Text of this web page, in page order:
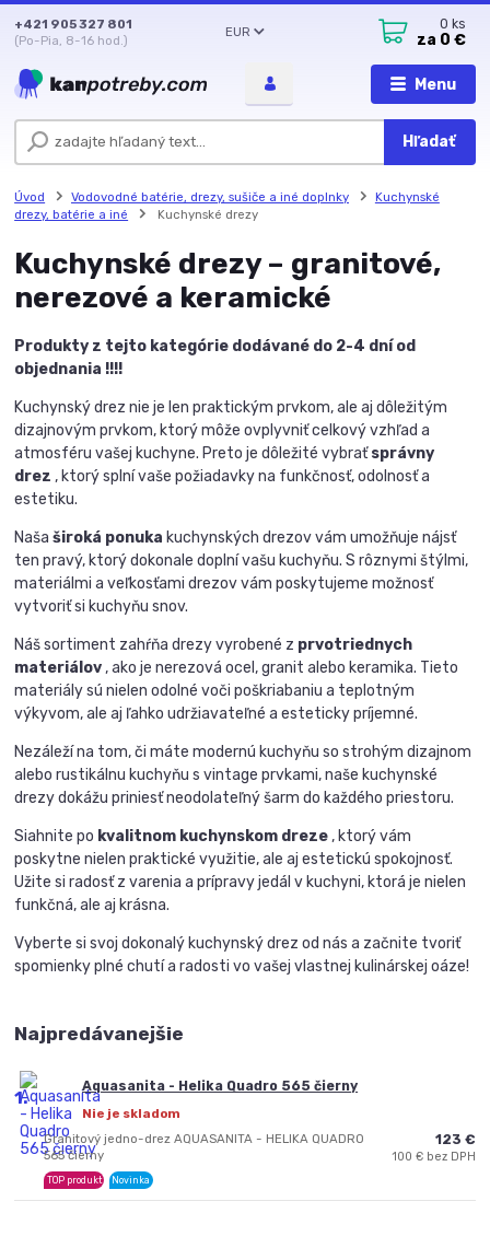
Menu
EUR
Hľadať
+421 905 327 801
(Po-Pia, 8-16 hod.)
0 ks
za 0 €
Úvod Vodovodné batérie, drezy, sušiče a iné doplnky
Kuchynské
drezy, batérie a iné
Kuchynské drezy
Kuchynské drezy – granitové,
nerezové a keramické
Produkty z tejto kategórie dodávané do 2-4 dní od
objednania !!!!
Kuchynský drez nie je len praktickým prvkom, ale aj dôležitým
dizajnovým prvkom, ktorý môže ovplyvniť celkový vzhľad a
atmosféru vašej kuchyne. Preto je dôležité vybraťsprávny
drez , ktorý splní vaše požiadavky na funkčnosť, odolnosť a
estetiku.
Našaširoká ponuka kuchynských drezov vám umožňuje nájsť
ten pravý, ktorý dokonale doplní vašu kuchyňu. S rôznymi štýlmi,
materiálmi a veľkosťami drezov vám poskytujeme možnosť
vytvoriť si kuchyňu snov.
Náš sortiment zahŕňa drezy vyrobené z prvotriednych
materiálov , ako je nerezová ocel, granit alebo keramika. Tieto
materiály sú nielen odolné voči poškriabaniu a teplotným
výkyvom, ale aj ľahko udržiavateľné a esteticky príjemné.
Nezáleží na tom, či máte modernú kuchyňu so strohým dizajnom
alebo rustikálnu kuchyňu s vintage prvkami, naše kuchynské
drezy dokážu priniesť neodolateľný šarm do každého priestoru.
Siahnite po kvalitnom kuchynskom dreze , ktorý vám
poskytne nielen praktické využitie, ale aj estetickú spokojnosť.
Užite si radosť z varenia a prípravy jedál v kuchyni, ktorá je nielen
funkčná, ale aj krásna.
Vyberte si svoj dokonalý kuchynský drez od nás a začnite tvoriť
spomienky plné chutí a radosti vo vašej vlastnej kulinárskej oáze!
Najpredávanejšie
1.
Aquasanita - Helika Quadro 565 čierny
Granitový jedno-drez AQUASANITA - HELIKA QUADRO
565 čierny
Nie je skladom
TOP produkt Novinka
123 €
100 € bez DPH